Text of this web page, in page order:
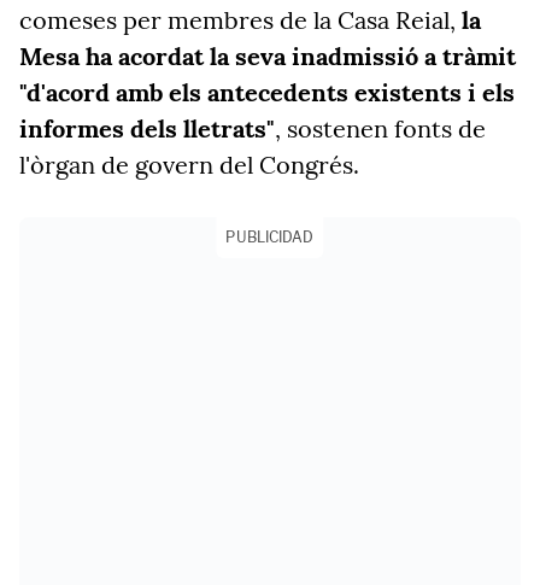
comeses per membres de la Casa Reial, la
Mesa ha acordat la seva inadmissió a tràmit
"d'acord amb els antecedents existents i els
informes dels lletrats", sostenen fonts de
l'òrgan de govern del Congrés.
PUBLICIDAD